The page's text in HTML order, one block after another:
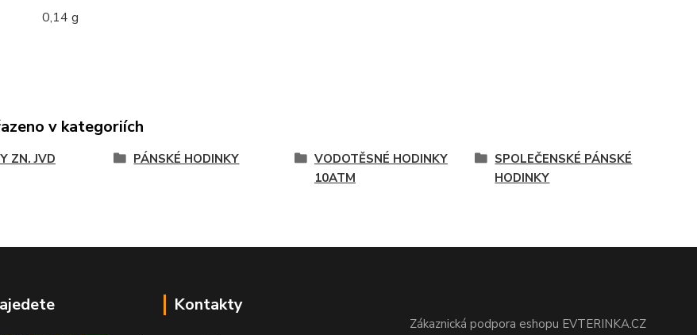
0,14 g
v kategoriích
ZN. JVD PÁNSKÉ HODINKY
VODOTĚSNÉ HODINKY
10ATM
SPOLEČENSKÉ PÁNSKÉ
HODINKY
Kontakty
Zákaznická podpora eshopu EVTERINKA.CZ